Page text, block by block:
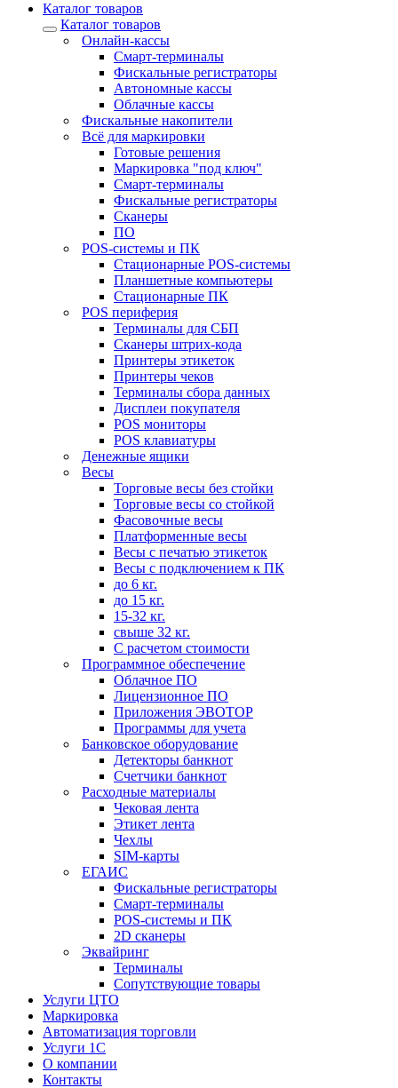
Каталог товаров
Каталог товаров
Онлайн-кассы
Смарт-терминалы
Фискальные регистраторы
Автономные кассы
Облачные кассы
Фискальные накопители
Всё для маркировки
Готовые решения
Маркировка "под ключ"
Смарт-терминалы
Фискальные регистраторы
Сканеры
ПО
POS-системы и ПК
Стационарные POS-системы
Планшетные компьютеры
Стационарные ПК
POS периферия
Терминалы для СБП
Сканеры штрих-кода
Принтеры этикеток
Принтеры чеков
Терминалы сбора данных
Дисплеи покупателя
POS мониторы
POS клавиатуры
Денежные ящики
Весы
Торговые весы без стойки
Торговые весы со стойкой
Фасовочные весы
Платформенные весы
Весы с печатью этикеток
Весы с подключением к ПК
до 6 кг.
до 15 кг.
15-32 кг.
свыше 32 кг.
С расчетом стоимости
Программное обеспечение
Облачное ПО
Лицензионное ПО
Приложения ЭВОТОР
Программы для учета
Банковское оборудование
Детекторы банкнот
Счетчики банкнот
Расходные материалы
Чековая лента
Этикет лента
Чехлы
SIM-карты
ЕГАИС
Фискальные регистраторы
Смарт-терминалы
POS-системы и ПК
2D сканеры
Эквайринг
Терминалы
Сопутствующие товары
Услуги ЦТО
Маркировка
Автоматизация торговли
Услуги 1С
О компании
Контакты